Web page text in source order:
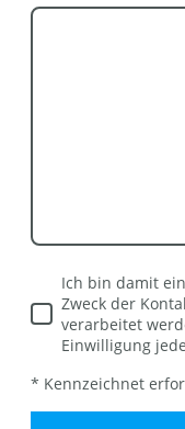
Ich bin damit
Zweck der
verarbeitet
Einwilligung
* Kennzeichnet